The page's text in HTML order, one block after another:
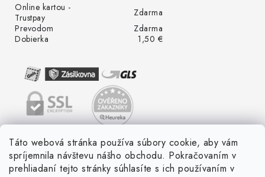
Táto webová stránka používa súbory cookie, aby vám
spríjemnila návštevu nášho obchodu. Pokračovaním v
prehliadaní tejto stránky súhlasíte s ich používaním v
Online kartou -
Trustpay
Zdarma
Prevodom
Zdarma
Dobierka
1,50 €